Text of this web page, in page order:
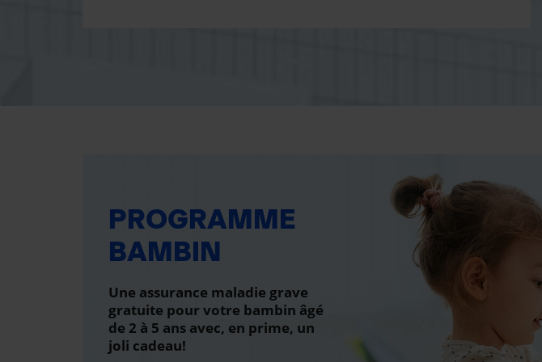
PROGRAMME
BAMBIN
Une assurance maladie grave
gratuite pour votre bambin âgé
de 2 à 5 ans avec, en prime, un
joli cadeau!